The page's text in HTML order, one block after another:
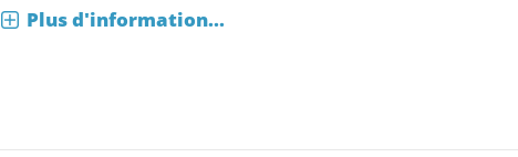
Plus d'information...